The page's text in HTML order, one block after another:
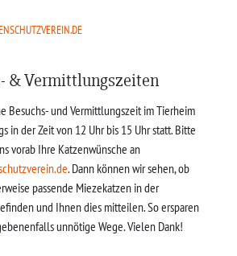
& Vermittlungszeiten
Besuchs- und Vermittlungszeit im Tierheim
in der Zeit von 12 Uhr bis 15 Uhr statt. Bitte
vorab Ihre Katzenwünsche an
. Dann können wir sehen, ob
passende Miezekatzen in der
und Ihnen dies mitteilen. So ersparen
unnötige Wege. Vielen Dank!